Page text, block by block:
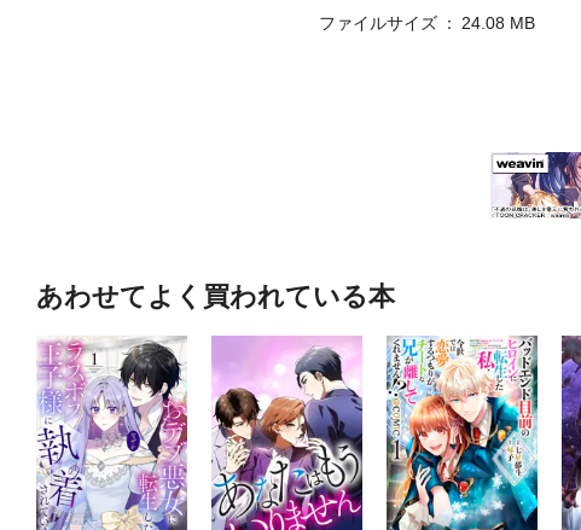
ファイルサイズ
24.08 MB
あわせてよく買われている本